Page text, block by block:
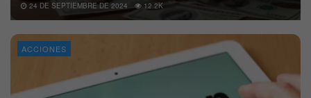
24 DE SEPTIEMBRE DE 2024 12.2K
ACCIONES